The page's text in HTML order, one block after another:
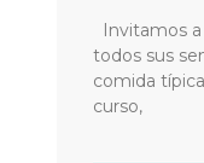
Invitamos
todos sus
comida
curso,